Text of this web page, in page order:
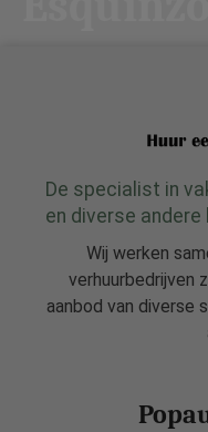
De specialist in
en diverse andere
Wij werken
verhuurbedrijven
aanbod van diverse